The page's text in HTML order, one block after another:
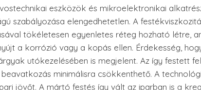
eszközök és mikroelektronikai
szabályozása elengedhetetlen. A
tökéletesen egyenletes réteg hozható létre,
a korrózió vagy a kopás ellen. Érdekesség,
utókezelésében is megjelent. Az így festett
minimálisra csökkenthető. A
jövőt. A mártó festés így vált az iparban is a